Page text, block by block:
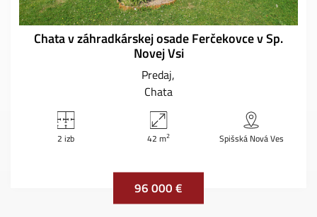
Chata v záhradkárskej osade Ferčekovce v Sp.
Novej Vsi
Predaj
Chata
2 izb 42 m2 Spišská Nová Ves
96 000 €